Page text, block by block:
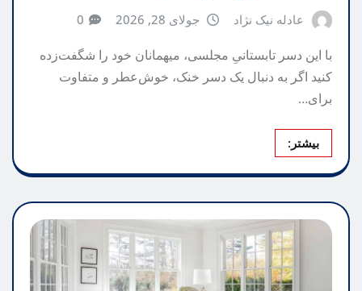
عادله نیک نژاد جولای 28, 2026 0
با این دسر تابستانیِ مجلسی، میهمانان خود را شگفت‌زده
کنید اگر به دنبال یک دسر خنک، خوش‌عطر و متفاوت
برای…
بیشتر: